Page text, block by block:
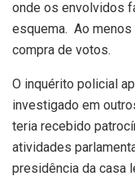
onde os envolvidos
esquema. Ao
compra de votos.
O inquérito policial
investigado em
teria recebido
atividades
presidência da casa